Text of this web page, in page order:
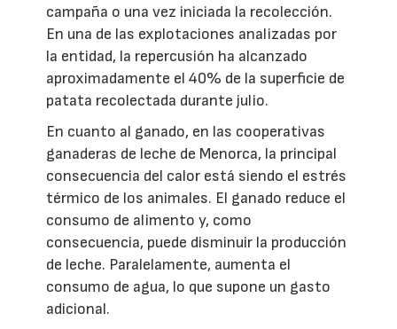
campaña o una vez iniciada la recolección.
En una de las explotaciones analizadas por
la entidad, la repercusión ha alcanzado
aproximadamente el 40% de la superficie de
patata recolectada durante julio.
En cuanto al ganado, en las cooperativas
ganaderas de leche de Menorca, la principal
consecuencia del calor está siendo el estrés
térmico de los animales. El ganado reduce el
consumo de alimento y, como
consecuencia, puede disminuir la producción
de leche. Paralelamente, aumenta el
consumo de agua, lo que supone un gasto
adicional.